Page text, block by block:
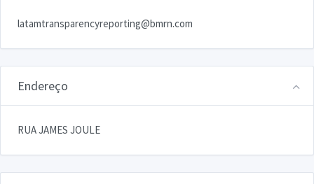
latamtransparencyreporting@bmrn.com
Endereço
RUA JAMES JOULE